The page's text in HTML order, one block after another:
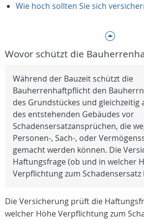
Wie hoch sollten Sie sich
Wovor schützt die
Während der Bauzeit schützt die
Bauherrenhaftpflicht den
des Grundstückes und gleichzeitig
des entstehenden Gebäudes vor
Schadensersatzansprüchen, die
Personen-, Sach-, oder
gemacht werden können. Die
Haftungsfrage (ob und in welcher
Verpflichtung zum Schadensersatz
Die Versicherung prüft die
welcher Höhe Verpflichtung zum